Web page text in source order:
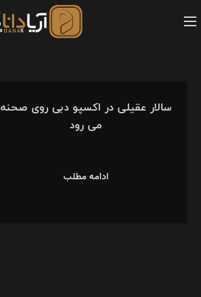
سالار عقیلی در اکسپو دبی روی صحنه
می‌ رود
ادامه مطلب